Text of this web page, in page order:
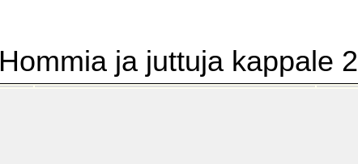
Hommia ja juttuja kappale 2